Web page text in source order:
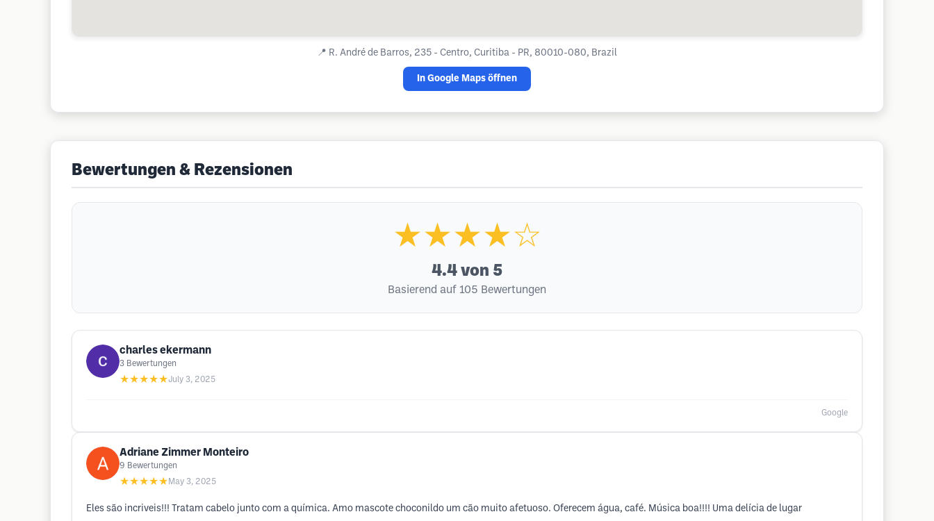
📍 R. André de Barros, 235 - Centro, Curitiba - PR, 80010-080, Brazil
In Google Maps öffnen
Bewertungen & Rezensionen
★★★★☆
4.4 von 5
Basierend auf 105 Bewertungen
charles ekermann
3 Bewertungen
★★★★★July 3, 2025
Google
Adriane Zimmer Monteiro
9 Bewertungen
★★★★★ May 3, 2025
Eles são incriveis!!! Tratam cabelo junto com a química. Amo mascote choconildo um cão muito afetuoso. Oferecem água, café. Música boa!!!! Uma delícia de lugar